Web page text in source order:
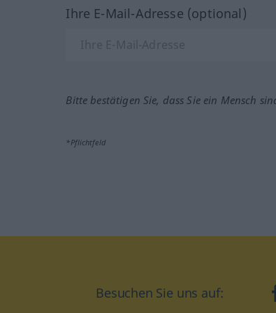
Ihre E-Mail-Adresse (optional)
Bitte bestätigen Sie, dass Sie ein Mensch
*Pflichtfeld
Besuchen Sie uns auf: